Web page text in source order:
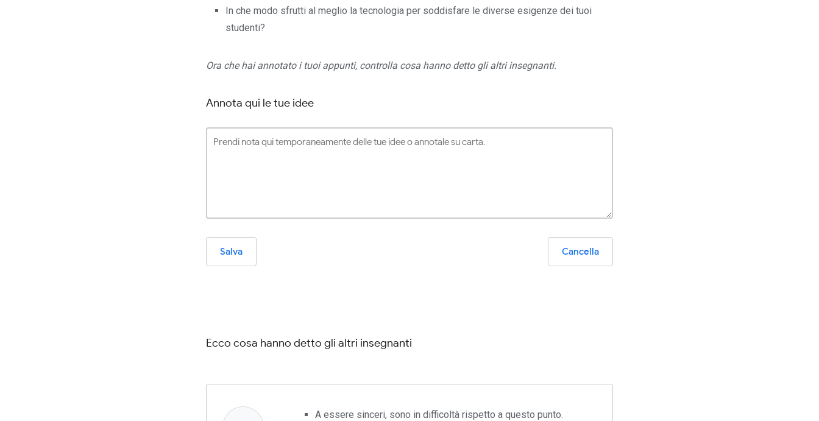
In che modo sfrutti al meglio la tecnologia per soddisfare le diverse esigenze dei tuoi
studenti?
Ora che hai annotato i tuoi appunti, controlla cosa hanno detto gli altri insegnanti.
Annota qui le tue idee
Salva Cancella
Ecco cosa hanno detto gli altri insegnanti
A essere sinceri, sono in difficoltà rispetto a questo punto.